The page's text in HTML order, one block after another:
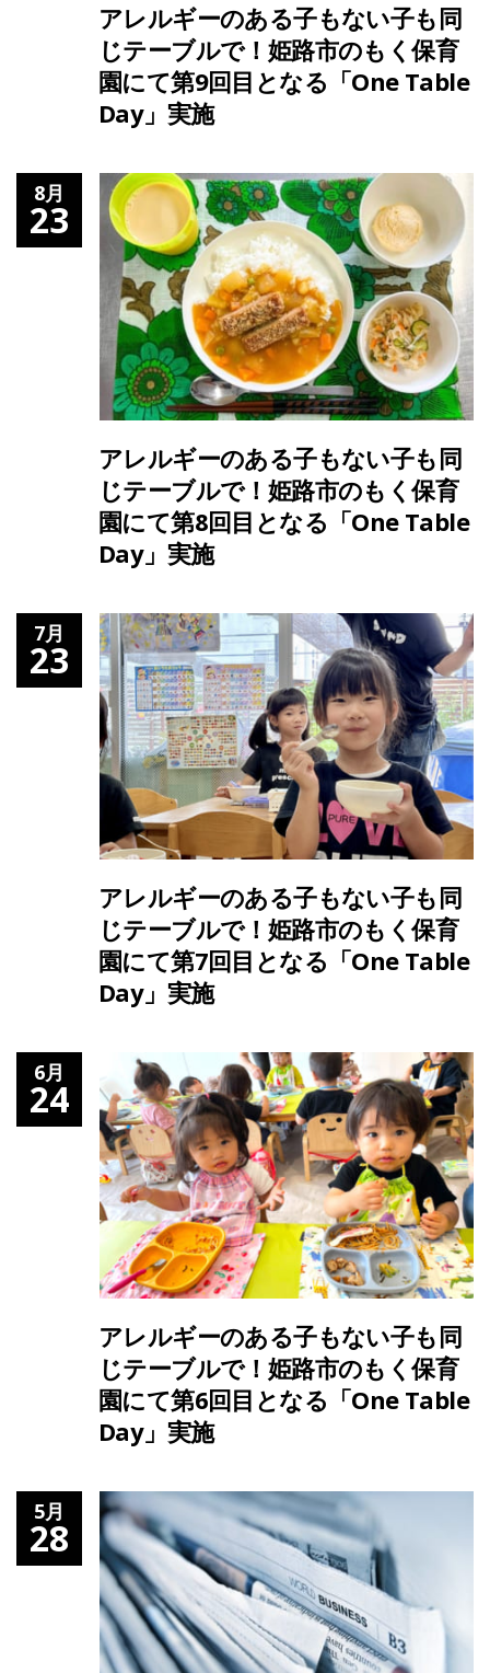
アレルギーのある子もない子も同
じテーブルで！姫路市のもく保育
園にて第9回目となる「One Table
Day」実施
8月
23
アレルギーのある子もない子も同
じテーブルで！姫路市のもく保育
園にて第8回目となる「One Table
Day」実施
7月
23
アレルギーのある子もない子も同
じテーブルで！姫路市のもく保育
園にて第7回目となる「One Table
Day」実施
6月
24
アレルギーのある子もない子も同
じテーブルで！姫路市のもく保育
園にて第6回目となる「One Table
Day」実施
5月
28